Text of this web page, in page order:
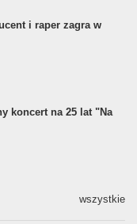
i raper zagra w
koncert na 25 lat "Na
wszystkie